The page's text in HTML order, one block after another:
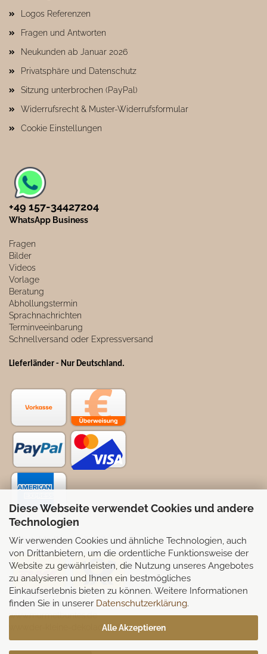
Diese Webseite verwendet Cookies und andere
Technologien
Wir verwenden Cookies und ähnliche Technologien, auch
von Drittanbietern, um die ordentliche Funktionsweise der
Website zu gewährleisten, die Nutzung unseres Angebotes
zu analysieren und Ihnen ein bestmögliches
Einkaufserlebnis bieten zu können. Weitere Informationen
finden Sie in unserer Datenschutzerklärung.
Alle Akzeptieren
Logos Referenzen
Fragen und Antworten
Neukunden ab Januar 2026
Privatsphäre und Datenschutz
Sitzung unterbrochen (PayPal)
Widerrufsrecht & Muster-Widerrufsformular
Cookie Einstellungen
+49 157-34427204​
WhatsApp Business
Fragen
Bilder
Videos
Vorlage
Beratung
Abhollungstermin
Sprachnachrichten
Terminveeinbarung
Schnellversand oder Expressversand
Lieferländer - Nur Deutschland.
Selbstabhollung möglich
Partnerseiten:
www.murmelbuntes.de
www.der-kleine-dekoladen.de